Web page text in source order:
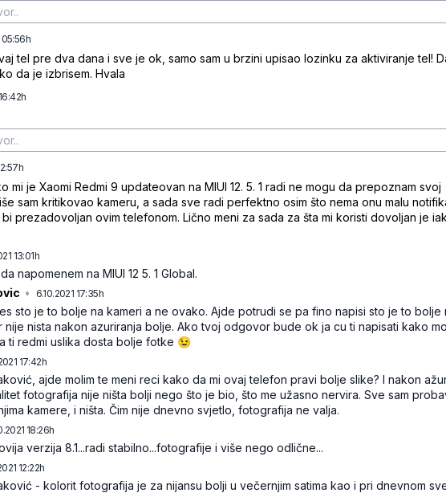
05:56h
tel pre dva dana i sve je ok, samo sam u brzini upisao lozinku za aktiviranje tel!
da je izbrisem. Hvala
mi je Xaomi Redmi 9 updateovan na MIUI 12. 5. 1 radi ne mogu da prepoznam svoj
sam kritikovao kameru, a sada sve radi perfektno osim što nema onu malu
prezadovoljan ovim telefonom. Lično meni za sada za šta mi koristi dovoljan je
13:01h
napomenem na MIUI 12 5. 1 Global.
• 6.10.2021 17:35h
sto je to bolje na kameri a ne ovako. Ajde potrudi se pa fino napisi sto je to bolje
nije nista nakon azuriranja bolje. Ako tvoj odgovor bude ok ja cu ti napisati kako
ti redmi uslika dosta bolje fotke 😉
17:42h
ajde molim te meni reci kako da mi ovaj telefon pravi bolje slike? I nakon
fotografija nije ništa bolji nego što je bio, što me užasno nervira. Sve sam
kamere, i ništa. Čim nije dnevno svjetlo, fotografija ne valja.
18:26h
verzija 8.1...radi stabilno...fotografije i više nego odlične...
12:22h
- kolorit fotografija je za nijansu bolji u večernjim satima kao i pri dnevnom